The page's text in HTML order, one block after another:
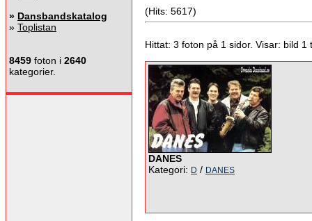
» Dansbandskatalog
» Toplistan
8459 foton i 2640
kategorier.
(Hits: 5617)
Hittat: 3 foton på 1 sidor. Visar: bild 1
DANES
Kategori: D / DANES